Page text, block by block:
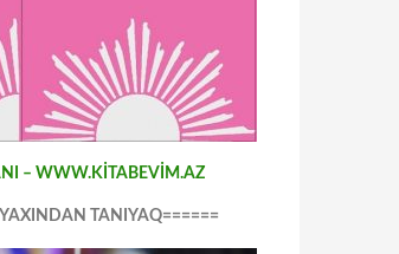
– WWW.KİTABEVİM.AZ
TANIYAQ======